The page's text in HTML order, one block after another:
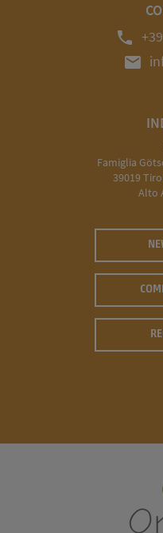
phone
mail
Famiglia
39019
Alto